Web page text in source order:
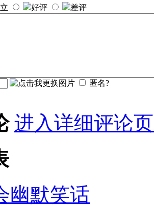
好评 差评
匿名?
进入详细评论
幽默笑话